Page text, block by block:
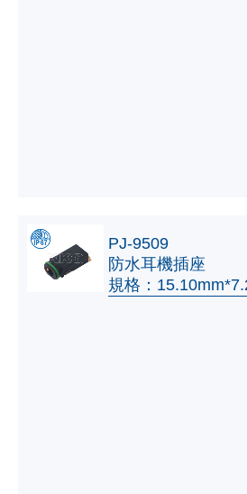
PJ-9509
防水耳機插座
規格：